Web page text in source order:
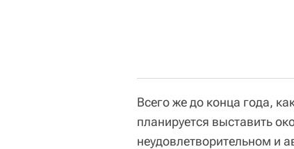
Всего же до конца года,
планируется выставить
неудовлетворительном и